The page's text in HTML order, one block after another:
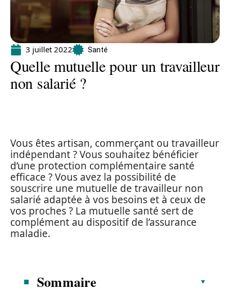
3 juillet 2022 Santé
Quelle mutuelle pour un travailleur
non salarié ?
Vous êtes artisan, commerçant ou travailleur
indépendant ? Vous souhaitez bénéficier
d’une protection complémentaire santé
efficace ? Vous avez la possibilité de
souscrire une mutuelle de travailleur non
salarié adaptée à vos besoins et à ceux de
vos proches ? La mutuelle santé sert de
complément au dispositif de l’assurance
maladie.
Sommaire